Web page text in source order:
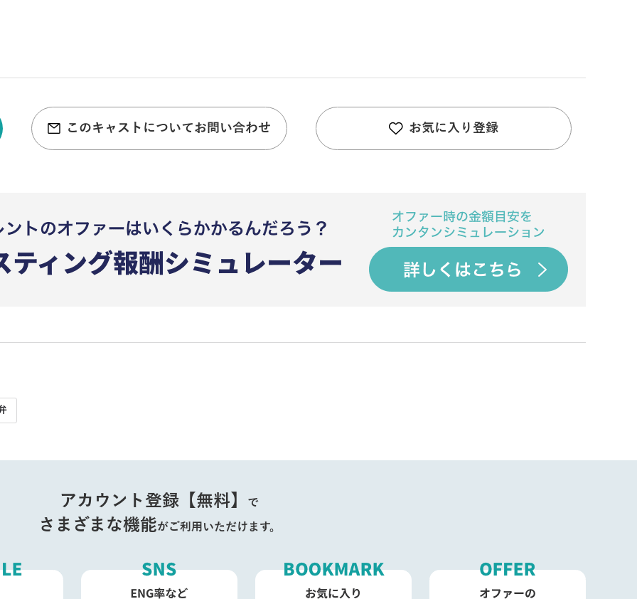
このキャストについてお問い合わせ お気に入り登録
アカウント登録【無料】 で
さまざまな機能がご利用いただけます。